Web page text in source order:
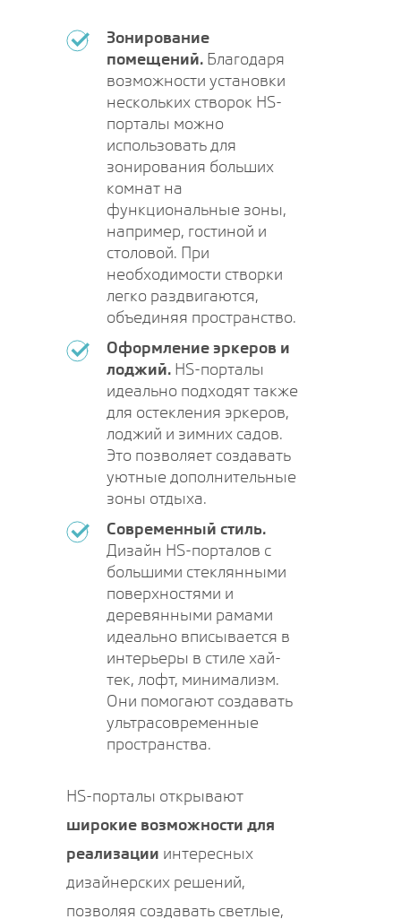
Зонирование
помещений. Благодаря
возможности установки
нескольких створок HS-
порталы можно
использовать для
зонирования больших
комнат на
функциональные зоны,
например, гостиной и
столовой. При
необходимости створки
легко раздвигаются,
объединяя пространство.
Оформление эркеров и
лоджий. HS-порталы
идеально подходят также
для остекления эркеров,
лоджий и зимних садов.
Это позволяет создавать
уютные дополнительные
зоны отдыха.
Современный стиль.
Дизайн HS-порталов с
большими стеклянными
поверхностями и
деревянными рамами
идеально вписывается в
интерьеры в стиле хай-
тек, лофт, минимализм.
Они помогают создавать
ультрасовременные
пространства.
HS-порталы открывают
широкие возможности для
реализации интересных
дизайнерских решений,
позволяя создавать светлые,